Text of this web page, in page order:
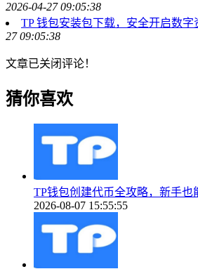
2026-04-27 09:05:38
TP 钱包安装包下载，安全开启数字
27 09:05:38
文章已关闭评论！
猜你喜欢
TP钱包创建代币全攻略，新手也
2026-08-07 15:55:55